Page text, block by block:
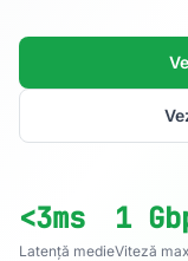
<3ms
Latență medie
1
Viteză